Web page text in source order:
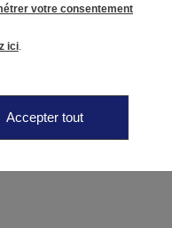
votre consentement
ici.
Accepter tout